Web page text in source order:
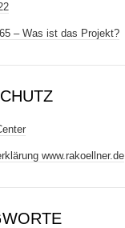
– Was ist das Projekt?
www.rakoellner.de